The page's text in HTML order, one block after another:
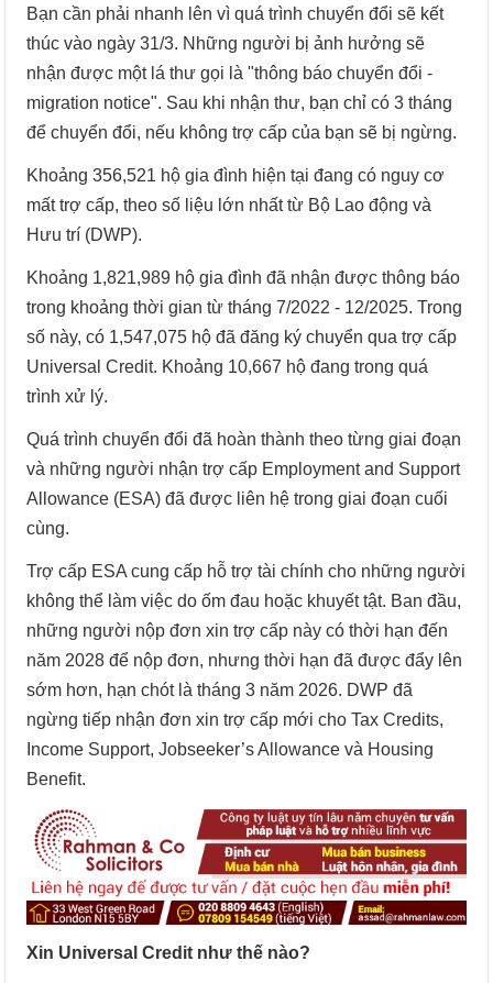
Bạn cần phải nhanh lên vì quá trình chuyển đổi sẽ kết
thúc vào ngày 31/3. Những người bị ảnh hưởng sẽ
nhận được một lá thư gọi là "thông báo chuyển đổi -
migration notice". Sau khi nhận thư, bạn chỉ có 3 tháng
để chuyển đổi, nếu không trợ cấp của bạn sẽ bị ngừng.
Khoảng 356,521 hộ gia đình hiện tại đang có nguy cơ
mất trợ cấp, theo số liệu lớn nhất từ Bộ Lao động và
Hưu trí (DWP).
Khoảng 1,821,989 hộ gia đình đã nhận được thông báo
trong khoảng thời gian từ tháng 7/2022 - 12/2025. Trong
số này, có 1,547,075 hộ đã đăng ký chuyển qua trợ cấp
Universal Credit. Khoảng 10,667 hộ đang trong quá
trình xử lý.
Quá trình chuyển đổi đã hoàn thành theo từng giai đoạn
và những người nhận trợ cấp Employment and Support
Allowance (ESA) đã được liên hệ trong giai đoạn cuối
cùng.
Trợ cấp ESA cung cấp hỗ trợ tài chính cho những người
không thể làm việc do ốm đau hoặc khuyết tật. Ban đầu,
những người nộp đơn xin trợ cấp này có thời hạn đến
năm 2028 để nộp đơn, nhưng thời hạn đã được đẩy lên
sớm hơn, hạn chót là tháng 3 năm 2026. DWP đã
ngừng tiếp nhận đơn xin trợ cấp mới cho Tax Credits,
Income Support, Jobseeker’s Allowance và Housing
Benefit.
Xin Universal Credit như thế nào?